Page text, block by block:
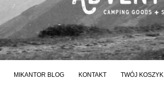
MIKANTOR BLOG KONTAKT TWÓJ KOSZYK